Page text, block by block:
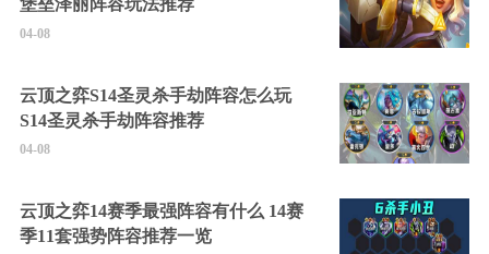
堡垒泽丽阵容玩法推荐
04-08
云顶之弈S14圣灵杀手劫阵容怎么玩
S14圣灵杀手劫阵容推荐
04-08
云顶之弈14赛季最强阵容有什么 14赛
季11套强势阵容推荐一览